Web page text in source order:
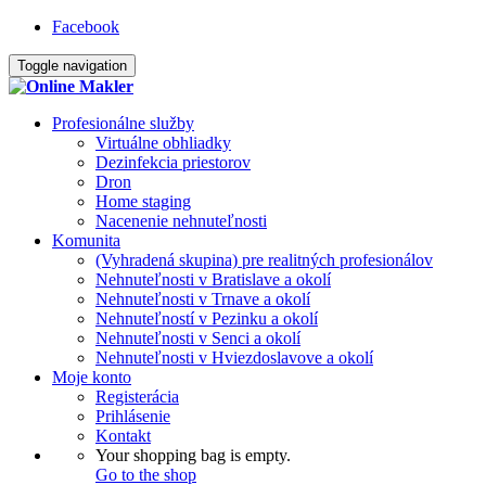
Facebook
Toggle navigation
Profesionálne služby
Virtuálne obhliadky
Dezinfekcia priestorov
Dron
Home staging
Nacenenie nehnuteľnosti
Komunita
(Vyhradená skupina) pre realitných profesionálov
Nehnuteľnosti v Bratislave a okolí
Nehnuteľnosti v Trnave a okolí
Nehnuteľností v Pezinku a okolí
Nehnuteľnosti v Senci a okolí
Nehnuteľnosti v Hviezdoslavove a okolí
Moje konto
Registerácia
Prihlásenie
Kontakt
Your shopping bag is empty.
Go to the shop